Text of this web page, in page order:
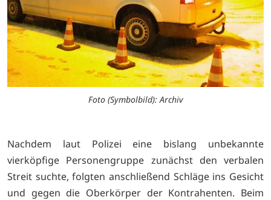
Foto (Symbolbild): Archiv
Nachdem laut Polizei eine bislang unbekannte
vierköpfige Personengruppe zunächst den verbalen
Streit suchte, folgten anschließend Schläge ins Gesicht
und gegen die Oberkörper der Kontrahenten. Beim